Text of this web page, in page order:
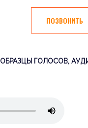
ПОЗВОНИТЬ
ОБРАЗЦЫ ГОЛОСОВ,